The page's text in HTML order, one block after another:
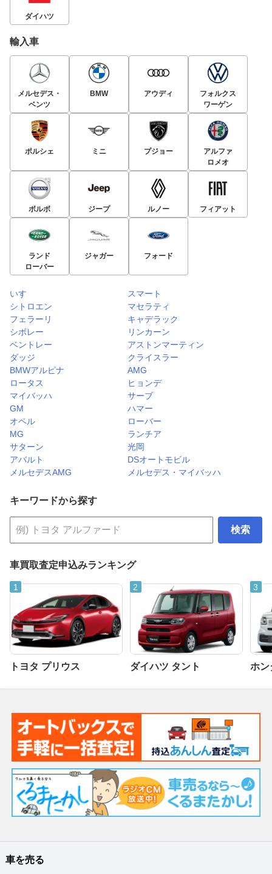
ダイハツ
輸入車
メルセデス・
ベンツ
BMW アウディ
フォルクス
ワーゲン
ポルシェ ミニ プジョー
アルファ
ロメオ
ボルボ ジープ ルノー フィアット
ランド
ローバー
ジャガー フォード
いすゞ
スマート
シトロエン
マセラティ
フェラーリ
キャデラック
シボレー
リンカーン
ベントレー
アストンマーティン
ダッジ
クライスラー
BMWアルピナ
AMG
ロータス
ヒョンデ
マイバッハ
サーブ
GM
ハマー
オペル
ローバー
MG
ランチア
サターン
光岡
アバルト
DSオートモビル
メルセデスAMG
メルセデス・マイバッハ
キーワードから探す
検索
車買取査定申込みランキング
トヨタ プリウス ダイハツ タント ホン
車を売る